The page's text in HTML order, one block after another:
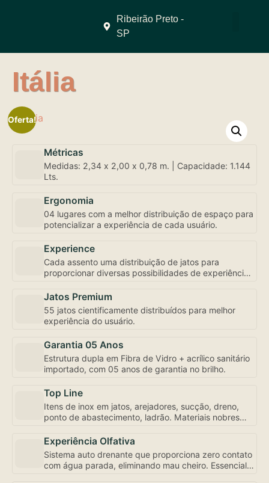
Ribeirão Preto -
SP
Itália
Oferta!
Métricas
Medidas: 2,34 x 2,00 x 0,78 m. | Capacidade: 1.144
Lts.
Ergonomia
04 lugares com a melhor distribuição de espaço para
potencializar a experiência de cada usuário.
Experience
Cada assento uma distribuição de jatos para
proporcionar diversas possibilidades de experiência,
individualizada, bem como a mais robusta
motobomba do mercado – uma exclusividade
Amazon Spa focada em seu bem-estar.
Jatos Premium
55 jatos cientificamente distribuídos para melhor
experiência do usuário.
Garantia 05 Anos
Estrutura dupla em Fibra de Vidro + acrílico sanitário
importado, com 05 anos de garantia no brilho.
Top Line
Itens de inox em jatos, arejadores, sucção, dreno,
ponto de abastecimento, ladrão. Materiais nobres
Experiência Olfativa
Sistema auto drenante que proporciona zero contato
com água parada, eliminando mau cheiro. Essencial